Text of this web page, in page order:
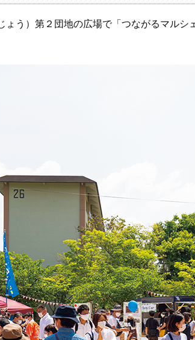
う）第２団地の広場で「つながるマル